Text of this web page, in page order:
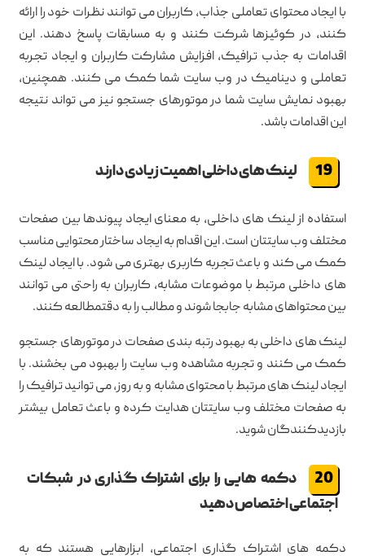
با ایجاد محتوای تعاملی جذاب، کاربران می توانند نظرات خود را ارائه
کنند، در کوئیزها شرکت کنند و به مسابقات پاسخ دهند. این
اقدامات به جذب ترافیک، افزایش مشارکت کاربران و ایجاد تجربه
تعاملی و دینامیک در وب سایت شما کمک می کنند. همچنین،
بهبود نمایش سایت شما در موتورهای جستجو نیز می تواند نتیجه
این اقدامات باشد.
لینک های داخلی اهمیت زیادی دارند
استفاده از لینک های داخلی، به معنای ایجاد پیوندها بین صفحات
مختلف وب سایتتان است. این اقدام به ایجاد ساختار محتوایی مناسب
کمک می کند و باعث تجربه کاربری بهتری می شود. با ایجاد لینک
های داخلی مرتبط با موضوعات مشابه، کاربران به راحتی می توانند
بین محتواهای مشابه جابجا شوند و مطالب را به دقتمطالعه کنند.
لینک های داخلی به بهبود رتبه بندی صفحات در موتورهای جستجو
کمک می کنند و تجربه مشاهده وب سایت را بهبود می بخشند. با
ایجاد لینک های مرتبط با محتوای مشابه و به روز، می توانید ترافیک را
به صفحات مختلف وب سایتتان هدایت کرده و باعث تعامل بیشتر
بازدیدکنندگان شوید.
دکمه هایی را برای اشتراک گذاری در شبکات
اجتماعی اختصاص دهید
دکمه های اشتراک گذاری اجتماعی، ابزارهایی هستند که به